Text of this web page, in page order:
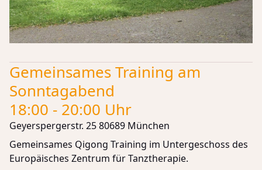
Gemeinsames Training am
Sonntagabend
18:00 - 20:00 Uhr
Geyerspergerstr. 25 80689 München
Gemeinsames Qigong Training im Untergeschoss des
Europäisches Zentrum für Tanztherapie.